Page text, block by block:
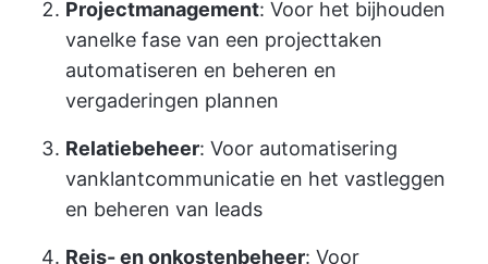
Projectmanagement: Voor het bijhouden
vanelke fase van een projecttaken
automatiseren en beheren en
vergaderingen plannen
Relatiebeheer: Voor automatisering
vanklantcommunicatie en het vastleggen
en beheren van leads
Reis- en onkostenbeheer: Voor